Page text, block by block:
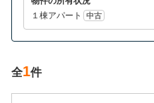
１棟アパート
中古
全1件